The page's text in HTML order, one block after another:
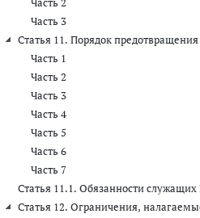
Часть 2
Часть 3
Статья 11. Порядок
Часть 1
Часть 2
Часть 3
Часть 4
Часть 5
Часть 6
Часть 7
Статья 11.1. Обязанности
Статья 12. Ограничения,